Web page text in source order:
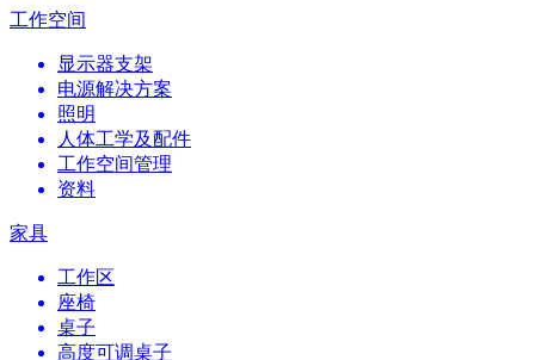
工作空间
显示器支架
电源解决方案
照明
人体工学及配件
工作空间管理
资料
家具
工作区
座椅
桌子
高度可调桌子